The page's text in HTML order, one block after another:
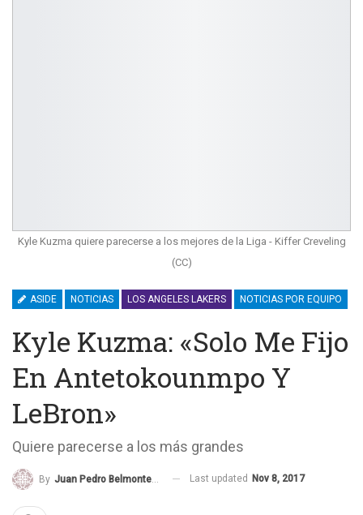
Kyle Kuzma quiere parecerse a los mejores de la Liga - Kiffer Creveling
(CC)
ASIDE NOTICIAS LOS ANGELES LAKERS NOTICIAS POR EQUIPO
Kyle Kuzma: «Solo Me Fijo
En Antetokounmpo Y
LeBron»
Quiere parecerse a los más grandes
By Juan Pedro Belmonte García Last updated Nov 8, 2017